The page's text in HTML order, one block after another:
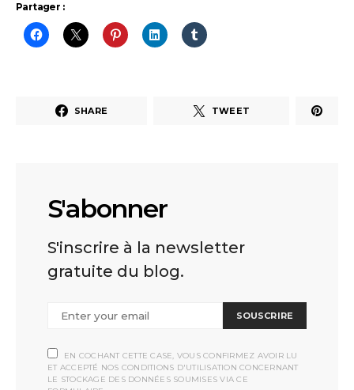
Partager :
SHARE TWEET
S'abonner
S'inscrire à la newsletter
gratuite du blog.
SOUSCRIRE
EN COCHANT CETTE CASE, VOUS CONFIRMEZ AVOIR LU
ET ACCEPTÉ NOS CONDITIONS D'UTILISATION CONCERNANT
LE STOCKAGE DES DONNÉES SOUMISES VIA CE